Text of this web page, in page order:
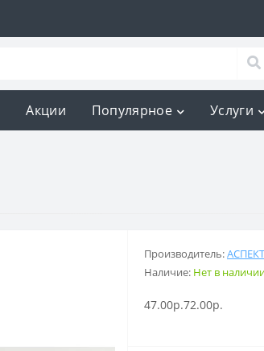
Акции Популярное Услуги
Производитель:АСПЕКТ
Наличие: Нет в
47.00р.72.00р.